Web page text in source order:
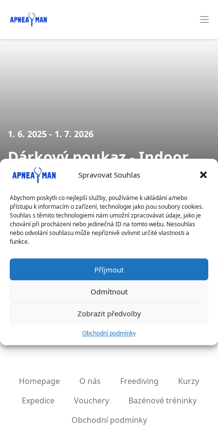
Spravovat Souhlas
Abychom poskytli co nejlepší služby, používáme k ukládání a/nebo
přístupu k informacím o zařízení, technologie jako jsou soubory cookies.
Souhlas s těmito technologiemi nám umožní zpracovávat údaje, jako je
chování při procházení nebo jedinečná ID na tomto webu. Nesouhlas
nebo odvolání souhlasu může nepříznivě ovlivnit určité vlastnosti a
funkce.
Příjmout
Odmítnout
Zobrazit předvolby
Obchodní podmínky
Apneaman
1. 6. 2025 - 1. 7. 2026
Dárkový poukaz - Indoor
Freediver
Počet volných míst: 19
Homepage O nás Freediving
Kurzy
Expedice
Vouchery
Bazénové tréninky
Obchodní podmínky